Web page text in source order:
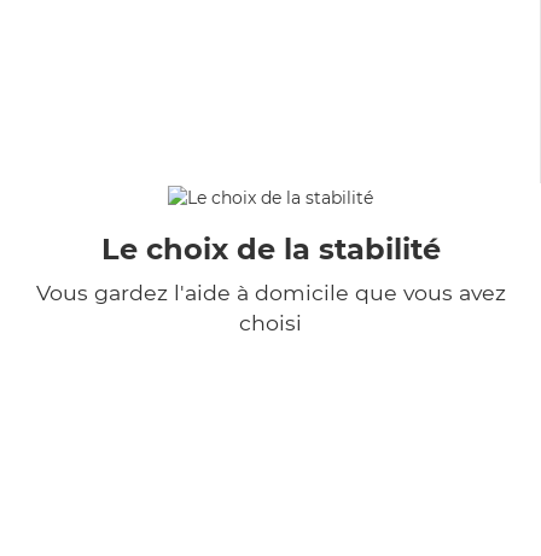
Le choix de la stabilité
Vous gardez l'aide à domicile que vous avez
choisi